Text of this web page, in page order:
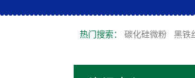
热门搜索： 碳化硅微粉 黑铁